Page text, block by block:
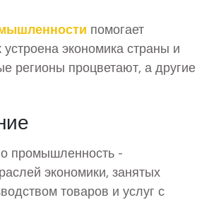
помогает
устроена экономика страны и
регионы процветают, а другие
промышленность -
экономики, занятых
товаров и услуг с